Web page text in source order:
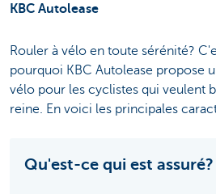
KBC Autolease
Rouler à vélo en toute sérénité?
pourquoi KBC Autolease propose
vélo pour les cyclistes qui veulent
reine. En voici les principales
Qu'est-ce qui est assuré?